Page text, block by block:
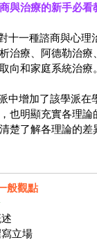
與治療的新手必
一種諮商與心理
治療、阿德勒治
向和家庭系統治療
增加了該學派在
也明顯充實各理
楚了解各理論的
般觀點
立場